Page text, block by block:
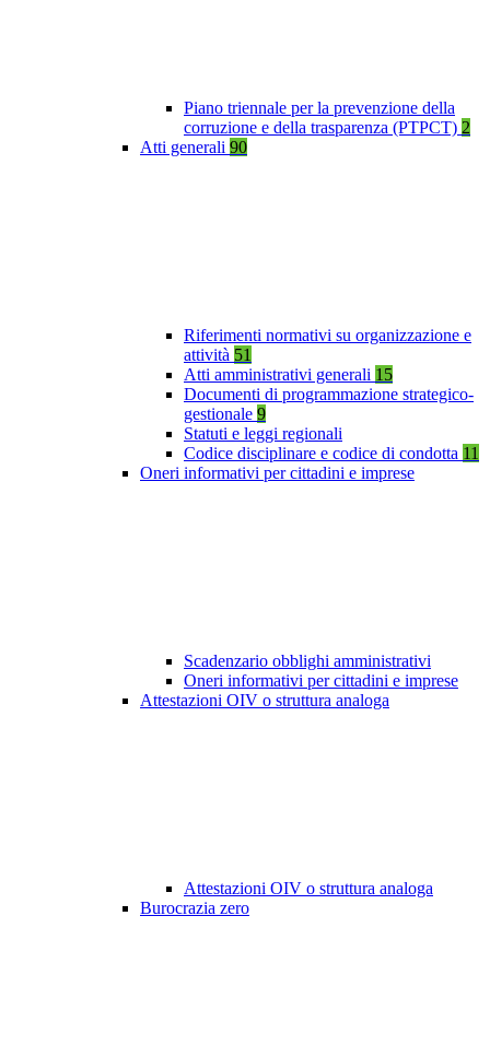
Piano triennale per la prevenzione della
corruzione e della trasparenza (PTPCT) 2
Atti generali 90
Riferimenti normativi su organizzazione e
attività 51
Atti amministrativi generali 15
Documenti di programmazione strategico-
gestionale 9
Statuti e leggi regionali
Codice disciplinare e codice di condotta 11
Oneri informativi per cittadini e imprese
Scadenzario obblighi amministrativi
Oneri informativi per cittadini e imprese
Attestazioni OIV o struttura analoga
Attestazioni OIV o struttura analoga
Burocrazia zero